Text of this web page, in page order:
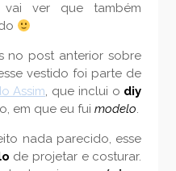
ver que também
no post anterior sobre
vestido foi parte de
Assim, que inclui o diy
em que eu fui modelo.
nada parecido, esse
de projetar e costurar.